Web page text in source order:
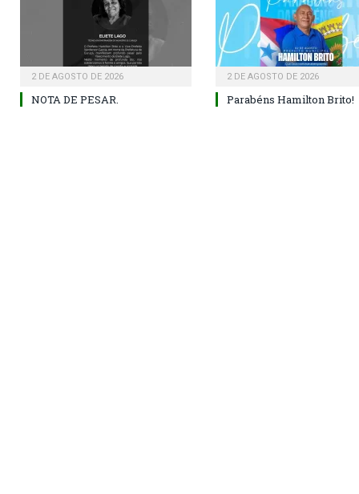
2 DE AGOSTO DE 2026
NOTA DE PESAR.
2 DE AGOSTO DE 2026
Parabéns Hamilton Brito!